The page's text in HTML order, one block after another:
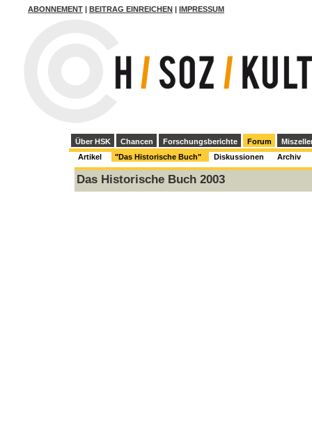
ABONNEMENT BEITRAG EINREICHEN IMPRESSUM
Über HSK Chancen Forschungsberichte Forum
Artikel
"Das Historische Buch" Diskussionen Archiv
Das Historische Buch 2003